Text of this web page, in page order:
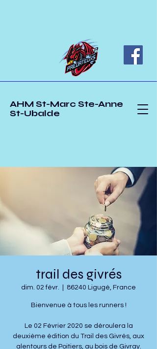
AHM St-Marc Ste-Anne
St-Ubalde
trail des givrés
dim. 02 févr. 86240 Ligugé, France
Bienvenue à tous les runners !
Le 02 Février 2020 se déroulera la
deuxième édition du Trail des Givrés, aux
alentours de Poitiers, au bois de Givray.